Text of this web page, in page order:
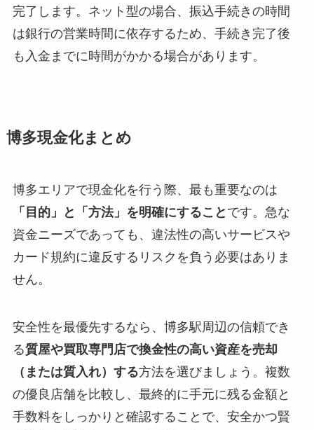
完了します。ネット型の場合、振込手続きの時間
は銀行の営業時間に依存するため、手続き完了後
も入金までに時間がかかる場合があります。
博多現金化まとめ
博多エリアで現金化を行う際、最も重要なのは
「目的」と「方法」を明確にすること です。急な
資金ニーズであっても、違法性の高いサービスや
カード規約に違反するリスクを負う必要はありま
せん。
安全性を最優先するなら、博多駅周辺の信頼でき
る質屋や買取専門店で換金性の高い資産を売却
（または質入れ）する方法を選びましょう。複数
の優良店舗を比較し、最終的に手元に残る金額と
手数料をしっかりと確認することで、安全かつ賢